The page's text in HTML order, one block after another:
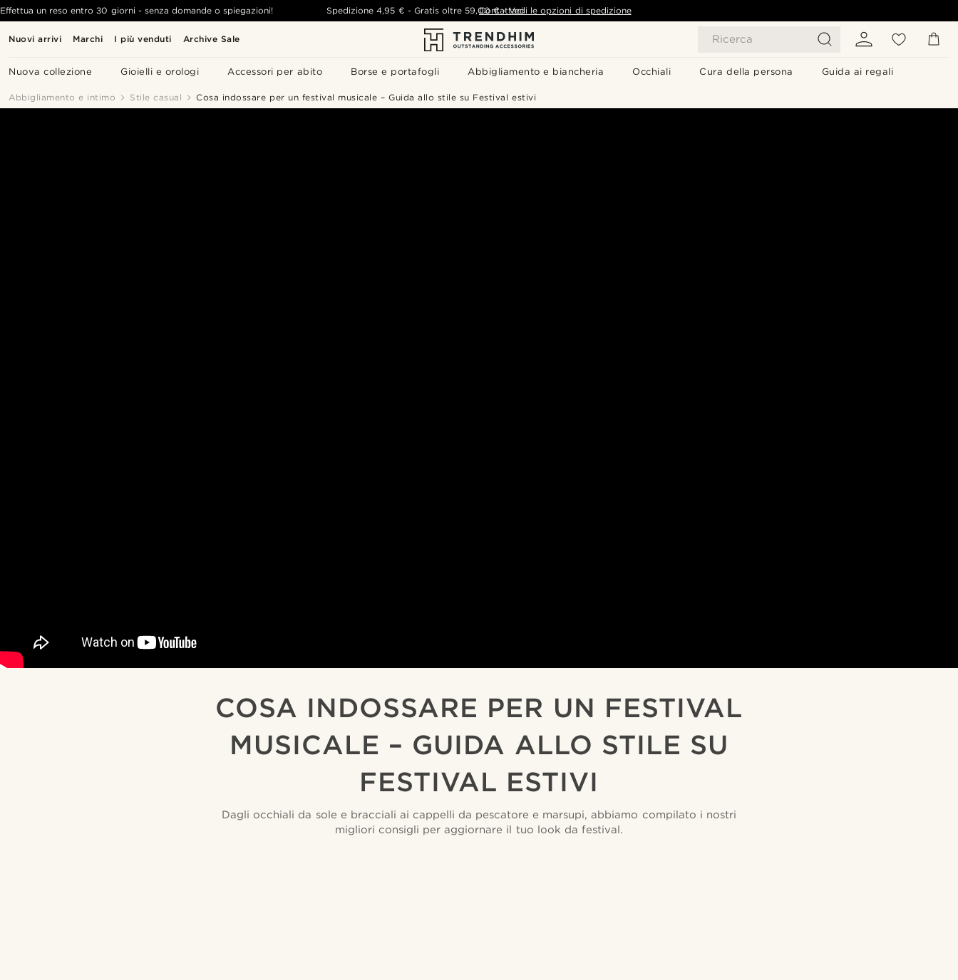
Nuovi arrivi Marchi I più venduti Archive Sale Ricerca
Nuova collezione Gioielli e orologi Accessori per abito Borse e portafogli Abbigliamento e biancheria Occhiali Cura della persona Guida ai regali
Effettua un reso entro 30 giorni - senza domande o spiegazioni! Spedizione 4,95 € - Gratis oltre 59,00 € - Vedi le opzioni di spedizione
Contattaci
Abbigliamento e intimo Stile casual Cosa indossare per un festival musicale – Guida allo stile su Festival estivi
COSA INDOSSARE PER UN FESTIVAL
MUSICALE – GUIDA ALLO STILE SU
FESTIVAL ESTIVI
Dagli occhiali da sole e bracciali ai cappelli da pescatore e marsupi, abbiamo compilato i nostri
migliori consigli per aggiornare il tuo look da festival.